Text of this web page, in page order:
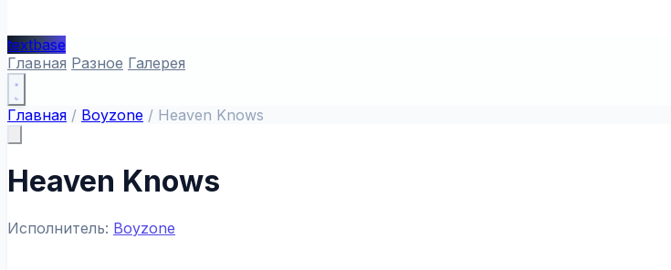
textbase
Главная Разное Галерея
Главная / Boyzone / Heaven Knows
Heaven Knows
Исполнитель: Boyzone